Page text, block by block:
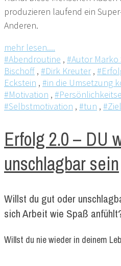
produzieren laufend ein
Anderen.
mehr lesen....
#Abendroutine , #Autor Marko
Bischoff , #Dirk Kreuter,
Eckstein , #in die Umsetzung
#Motivation ,
#Selbstmotivation , #tun ,
Erfolg 2.0 – DU
unschlagbar sein
Willst du gut oder
sich Arbeit wie Spaß
Willst du nie wieder in deinem